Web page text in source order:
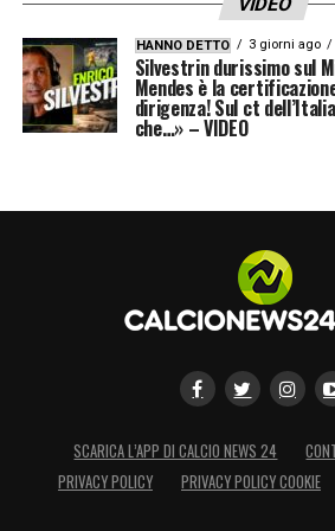
HANNO DETTO 3 giorni ago
Silvestrin durissimo sul
Mendes è la
dirigenza! Sul ct
che…» – VIDEO
SCARICA L’APP DI CALCIO NEWS 24
PRIVACY POLICY
PRIVACY POLICY COOKIE